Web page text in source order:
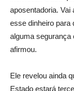
aposentadoria.
esse dinheiro para
alguma segurança
afirmou.
Ele revelou ainda
Estado estará